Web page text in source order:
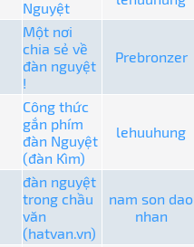
Nguyệt
Một nơi
chia sẻ về
đàn nguyệt
!
Prebronzer
Công thức
gắn phím
đàn Nguyệt
(đàn Kìm)
lehuuhung
đàn nguyệt
trong chầu
văn
(hatvan.vn)
nam son dao
nhan